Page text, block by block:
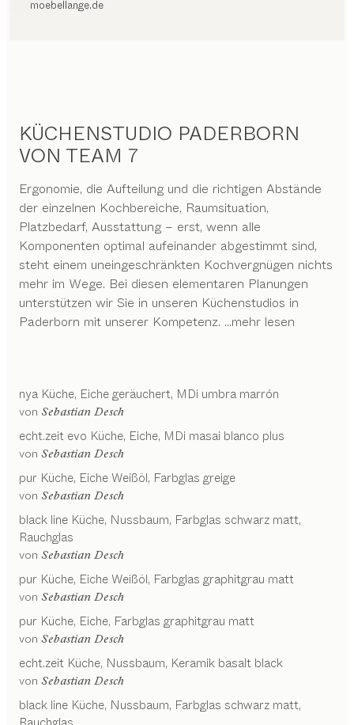
moebellange.de
KÜCHENSTUDIO PADERBORN
VON TEAM 7
Ergonomie, die Aufteilung und die richtigen Abstände
der einzelnen Kochbereiche, Raumsituation,
Platzbedarf, Ausstattung – erst, wenn alle
Komponenten optimal aufeinander abgestimmt sind,
steht einem uneingeschränkten Kochvergnügen nichts
mehr im Wege. Bei diesen elementaren Planungen
unterstützen wir Sie in unseren Küchenstudios in
Paderborn mit unserer Kompetenz. ...mehr lesen
nyaKüche Eiche geräuchert, MDi umbra marrón
von Sebastian Desch
echt.zeit evo Küche Eiche, MDi masai blanco plus
von Sebastian Desch
pur Küche Eiche Weißöl, Farbglas greige
von Sebastian Desch
black line Küche Nussbaum, Farbglas schwarz matt,
Rauchglas
von Sebastian Desch
pur Küche Eiche Weißöl, Farbglas graphitgrau matt
von Sebastian Desch
pur Küche Eiche, Farbglas graphitgrau matt
von Sebastian Desch
echt.zeit Küche Nussbaum, Keramik basalt black
von Sebastian Desch
black line Küche Nussbaum, Farbglas schwarz matt,